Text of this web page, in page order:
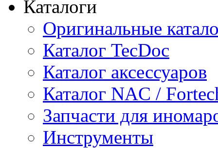
Каталоги
Оригинальные
Каталог TecDoc
Каталог аксессуаров
Каталог NAC /
Запчасти для
Инструменты